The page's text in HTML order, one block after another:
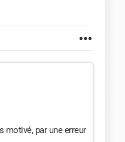
motivé, par une erreur